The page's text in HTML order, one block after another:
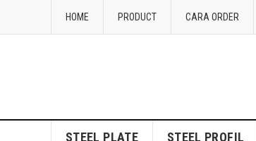
HOME PRODUCT CARA ORDER
STEEL PLATE STEEL PROFIL